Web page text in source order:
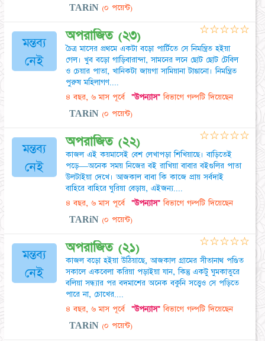
TARiN(০ পয়েন্ট)
মন্তব্য
নেই
অপরাজিত (২৩)
চৈত্র মাসের প্রথমে একটা বড়ো পার্টিতে সে নিমন্ত্রিত হইয়া
গেল। খুব বড়ো গাড়িবারান্দা, সামনের লনে ছোট ছোট টেবিল
ও চেয়ার পাতা, খানিকটা জায়গা সামিয়ানা টাঙানো। নিমন্ত্রিত
পুরুষ মহিলাগণ....
৪ বছর, ৬ মাস পূর্বে "উপন্যাস"বিভাগে গল্পটি দিয়েছেন
TARiN(০ পয়েন্ট)
☆☆☆☆☆
মন্তব্য
নেই
অপরাজিত (২২)
কাজল এই কয়মাসেই বেশ লেখাপড়া শিখিয়াছে। বাড়িতেই
পড়ে—অনেক সময় নিজের বই রাখিয়া বাবার বইগুলির পাতা
উলটাইয়া দেখে। আজকাল বাবা কি কাজে প্রায় সর্বদাই
বাহিরে বাহিরে ঘুরিয়া বেড়ায়, এইজন্য....
৪ বছর, ৬ মাস পূর্বে "উপন্যাস"বিভাগে গল্পটি দিয়েছেন
TARiN(০ পয়েন্ট)
☆☆☆☆☆
মন্তব্য
নেই
অপরাজিত (২১)
কাজল বড়ো হইয়া উঠিয়াছে, আজকাল গ্রামের সীতানাথ পণ্ডিত
সকালে একবেলা করিয়া পড়াইয়া যান, কিন্তু একটু ঘুমকাতুরে
বলিয়া সন্ধ্যার পর বদমাশের অনেক বকুনি সত্ত্বেও সে পড়িতে
পারে না, চোখের....
৪ বছর, ৬ মাস পূর্বে "উপন্যাস"বিভাগে গল্পটি দিয়েছেন
TARiN(০ পয়েন্ট)
☆☆☆☆☆